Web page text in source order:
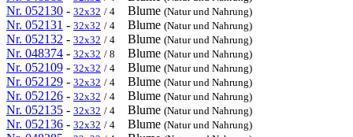
Nr. 052130 - 32x32 / 4 Blume (Natur und Nahrung)
Nr. 052131 - 32x32 / 4 Blume (Natur und Nahrung)
Nr. 052132 - 32x32 / 4 Blume (Natur und Nahrung)
Nr. 048374 - 32x32 / 8 Blume (Natur und Nahrung)
Nr. 052109 - 32x32 / 4 Blume (Natur und Nahrung)
Nr. 052129 - 32x32 / 4 Blume (Natur und Nahrung)
Nr. 052126 - 32x32 / 4 Blume (Natur und Nahrung)
Nr. 052135 - 32x32 / 4 Blume (Natur und Nahrung)
Nr. 052136 - 32x32 / 4 Blume (Natur und Nahrung)